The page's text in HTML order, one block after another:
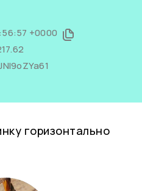
+0000
горизонтально